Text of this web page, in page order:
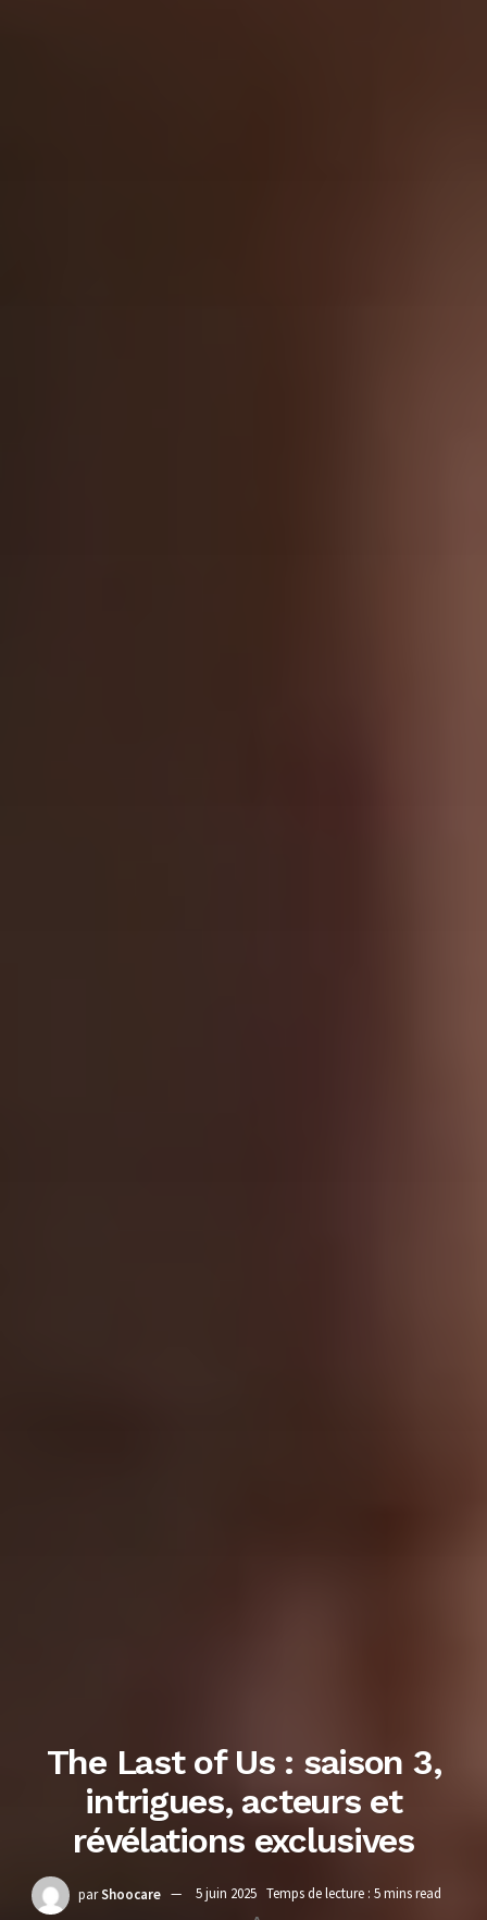
The Last of Us : saison 3,
intrigues, acteurs et
révélations exclusives
parShoocare 5 juin 2025 Temps de lecture : 5 mins read